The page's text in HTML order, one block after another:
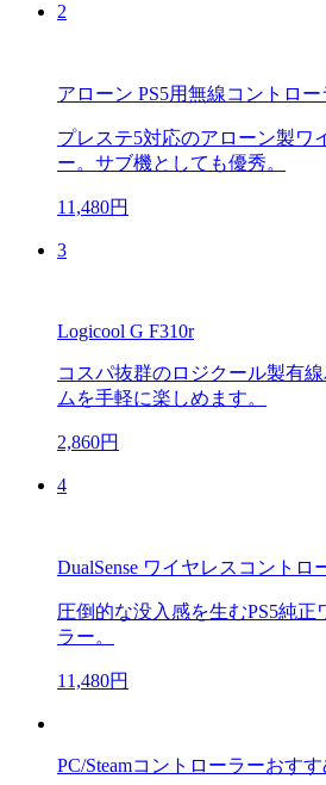
2
アローン PS5用無線コントロー
プレステ5対応のアローン製ワ
ー。サブ機としても優秀。
11,480円
3
Logicool G F310r
コスパ抜群のロジクール製有
ムを手軽に楽しめます。
2,860円
4
DualSense ワイヤレスコントロ
圧倒的な没入感を生むPS5純正
ラー。
11,480円
PC/Steamコントローラーおす